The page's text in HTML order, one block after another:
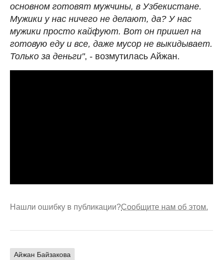
основном готовят мужчины, в Узбекистане.
Мужики у нас ничего не делают, да? У нас
мужики просто кайфуют. Вот он пришел на
готовую еду и все, даже мусор не выкидывает.
Только за деньги", - возмутилась Айжан.
Нашли ошибку в публикации?Сообщите нам об этом.
Айжан Байзакова